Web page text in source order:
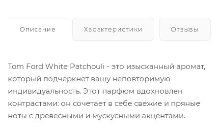
Описание Характеристики Отзывы
Tom Ford White Patchouli - это изысканный аромат,
который подчеркнет вашу неповторимую
индивидуальность. Этот парфюм вдохновлен
контрастами: он сочетает в себе свежие и пряные
ноты с древесными и мускусными акцентами.